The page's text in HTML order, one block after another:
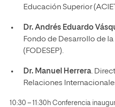
Educación Superior
Dr. Andrés Eduardo
Fondo de Desarrollo de
(FODESEP).
Dr. Manuel Herrera.
Relaciones
10:30 – 11:30h Conferencia